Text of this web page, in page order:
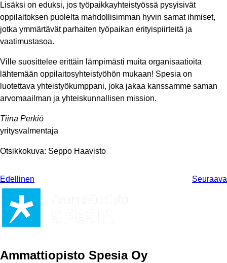
Lisäksi on eduksi, jos työpaikkayhteistyössä pysyisivät
oppilaitoksen puolelta mahdollisimman hyvin samat ihmiset,
jotka ymmärtävät parhaiten työpaikan erityispiirteitä ja
vaatimustasoa.
Ville suosittelee erittäin lämpimästi muita organisaatioita
lähtemään oppilaitosyhteistyöhön mukaan! Spesia on
luotettava yhteistyökumppani, joka jakaa kanssamme saman
arvomaailman ja yhteiskunnallisen mission.
Tiina Perkiö
yritysvalmentaja
Otsikkokuva: Seppo Haavisto
Edellinen Seuraava
Ammattiopisto Spesia Oy